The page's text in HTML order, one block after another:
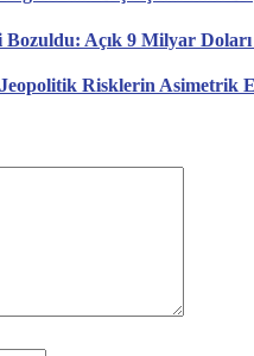
Bozuldu: Açık 9 Milyar
Risklerin Asimetrik